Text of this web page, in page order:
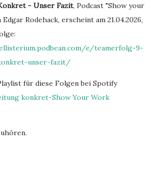
- Unser Fazit, Podcast "Show your
Rodehack, erscheint am 21.04.2026,
e/teamerfolg-9-
unser-fazit/
für diese Folgen bei Spotify
konkret-Show Your Work